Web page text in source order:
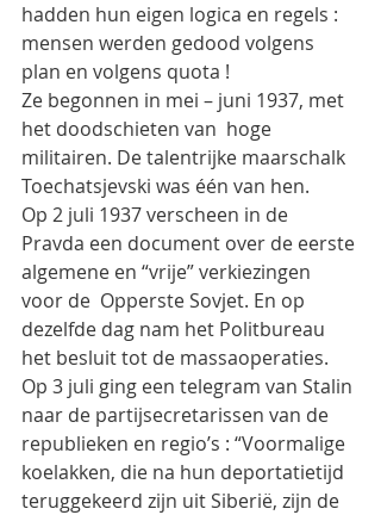
hadden hun eigen logica en regels :
mensen werden gedood volgens
plan en volgens quota !
Ze begonnen in mei – juni 1937, met
het doodschieten van  hoge
militairen. De talentrijke maarschalk
Toechatsjevski was één van hen.
Op 2 juli 1937 verscheen in de
Pravda een document over de eerste
algemene en “vrije” verkiezingen
voor de  Opperste Sovjet. En op
dezelfde dag nam het Politbureau
het besluit tot de massaoperaties.
Op 3 juli ging een telegram van Stalin
naar de partijsecretarissen van de
republieken en regio’s : “Voormalige
koelakken, die na hun deportatietijd
teruggekeerd zijn uit Siberië, zijn de